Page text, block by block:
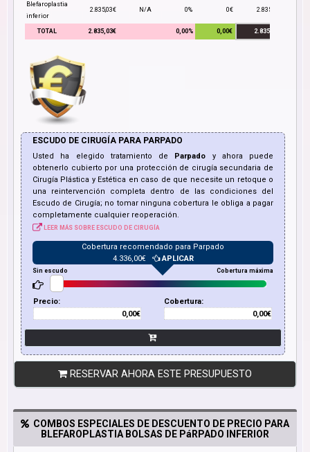
Blefaroplastia
inferior
2.835,03€ N/A 0% 0€ 2.835,03€
TOTAL 2.835,03€ 0,00% 0,00€ 2.835,03€
ESCUDO DE CIRUGÍA PARA PARPADO
Usted ha elegido tratamiento de Parpado y ahora puede
obtenerlo cubierto por una protección de cirugía secundaria de
Cirugía Plástica y Estética en caso de que necesite un retoque o
una reintervención completa dentro de las condiciones del
Escudo de Cirugía; no tomar ninguna cobertura le obliga a pagar
completamente cualquier reoperación.
LEER MÁS SOBRE ESCUDO DE CIRUGÍA
Cobertura recomendado para Parpado
4.336,00€ APLICAR
Sin escudo Cobertura máxima
Precio:
0,00€
Cobertura:
0,00€
RESERVAR AHORA ESTE PRESUPUESTO
COMBOS ESPECIALES DE DESCUENTO DE PRECIO PARA
BLEFAROPLASTIA BOLSAS DE PáRPADO INFERIOR